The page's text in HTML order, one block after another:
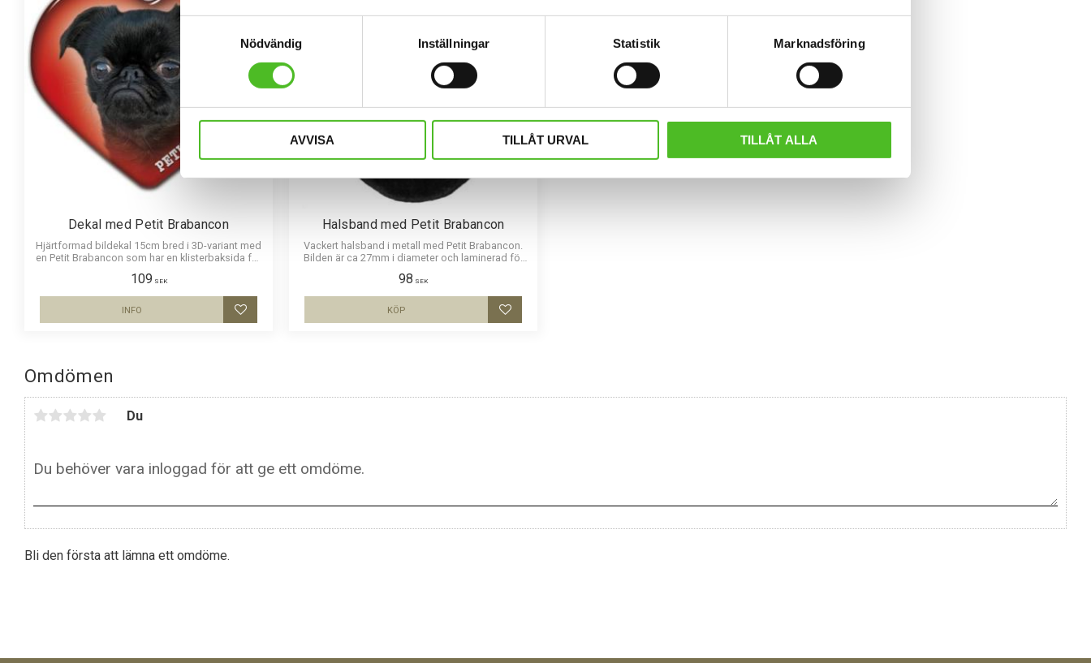
Nödvändig
Inställningar Statistik Marknadsföring
AVVISA TILLÅT URVAL TILLÅT ALLA
Omdömen
Du
Bli den första att lämna ett omdöme.
Dekal med Petit Brabancon
Hjärtformad bildekal 15cm bred i 3D-variant med
en Petit Brabancon som har en klisterbaksida för
109 SEK
Lägg till i favoriter
INFO
Halsband med Petit Brabancon
Vackert halsband i metall med Petit Brabancon.
Bilden är ca 27mm i diameter och laminerad för
98 SEK
Lägg till i favoriter
KÖP